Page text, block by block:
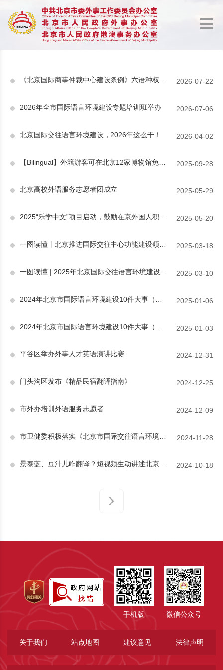
2026-07-22
2026年全市国际语言环境建设专题培训班举办 2026-07-06
北京国际交往语言环境建设，2026年这么干！ 2026-04-02
2025-09-28
北京高校外语服务志愿者团成立 2025-05-29
2025-05-20
2025-03-18
2025-03-10
2025-01-06
2025-01-03
平谷区举办外事人才英语演讲比赛 2024-12-31
门头沟区发布《精品民宿翻译指南》 2024-12-25
市外办培训外语服务志愿者 2024-12-09
2024-11-28
2024-10-18
手机版 微信公众号
关于我们 站点地图 建议意见 法律声明